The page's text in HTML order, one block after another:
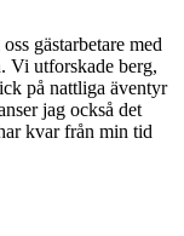
gästarbetare med
Vi utforskade berg,
på nattliga äventyr
jag också det
kvar från min tid